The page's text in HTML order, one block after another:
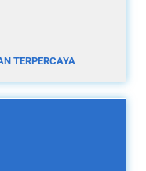
TERPERCAYA